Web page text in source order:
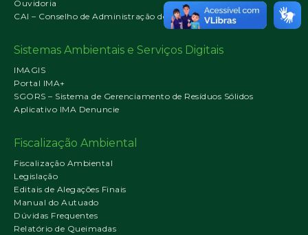
Ouvidoria
CAI – Conselho de Administração do IMA
Sistemas Ambientais e Serviços Digitais
IMAGIS
Portal IMA+
SGORS – Sistema de Gerenciamento de Resíduos Sólidos
Aplicativo IMA Denuncie
Fiscalização Ambiental
Fiscalização Ambiental
Legislação
Editais de Alegações Finais
Manual do Autuado
Dúvidas Frequentes
Relatório de Queimadas